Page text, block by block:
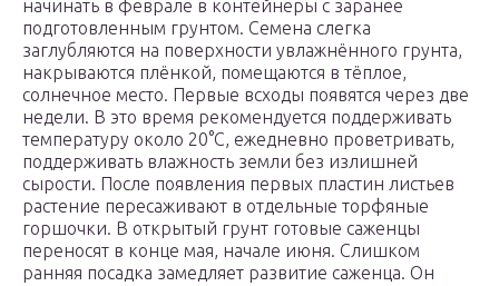
начинать в феврале в контейнеры с заранее
подготовленным грунтом. Семена слегка
заглубляются на поверхности увлажнённого грунта,
накрываются плёнкой, помещаются в тёплое,
солнечное место. Первые всходы появятся через две
недели. В это время рекомендуется поддерживать
температуру около 20°С, ежедневно проветривать,
поддерживать влажность земли без излишней
сырости. После появления первых пластин листьев
растение пересаживают в отдельные торфяные
горшочки. В открытый грунт готовые саженцы
переносят в конце мая, начале июня. Слишком
ранняя посадка замедляет развитие саженца. Он